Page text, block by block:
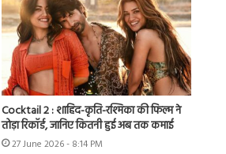
Cocktail 2 : शाहिद-कृति-रश्मिका की फिल्म ने
तोड़ा रिकॉर्ड, जानिए कितनी हुई अब तक कमाई
27 June 2026 - 8:14 PM